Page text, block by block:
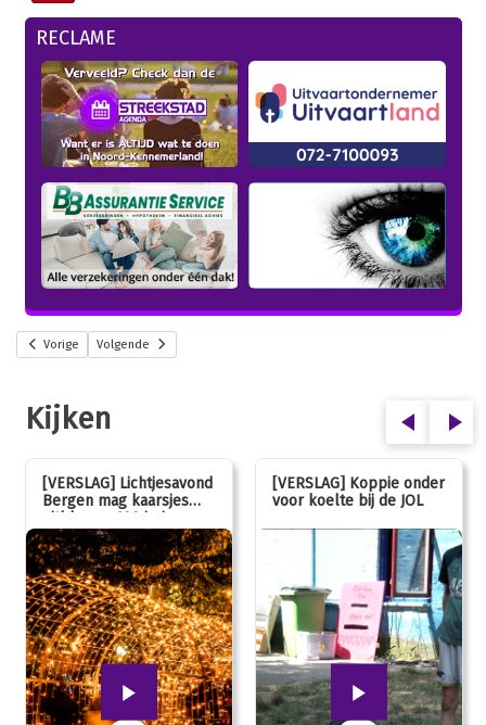
RECLAME
Vorige Volgende
Kijken
[VERSLAG] Lichtjesavond
Bergen mag kaarsjes
uitblazen: 100 jarig
jubileum!
[VERSLAG] Koppie onder
voor koelte bij de JOL